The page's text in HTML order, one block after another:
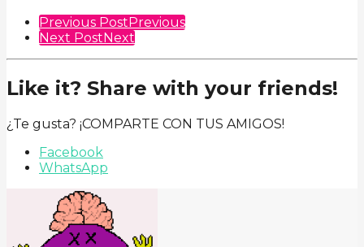
Previous PostPrevious
Next PostNext
Like it? Share with your friends!
¿Te gusta? ¡COMPARTE CON TUS AMIGOS!
Facebook
WhatsApp